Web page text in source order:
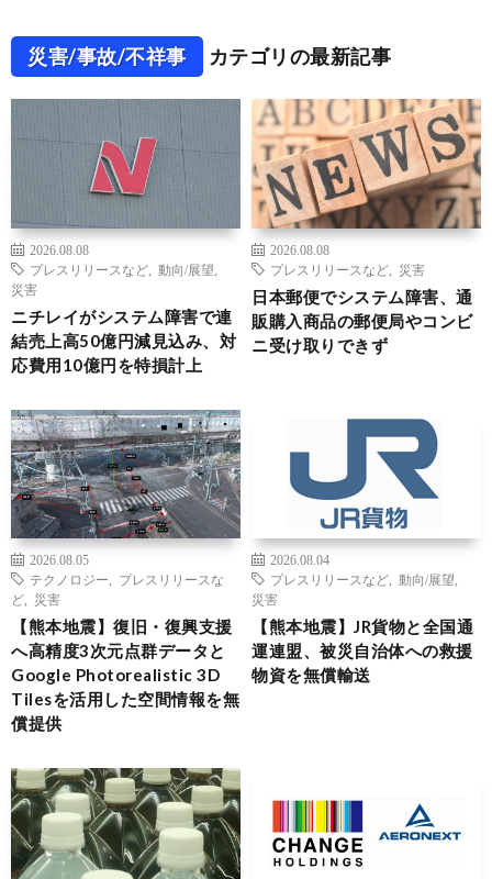
災害/事故/不祥事 カテゴリの最新記事
2026.08.08
プレスリリースなど
動向/展望
災害
ニチレイがシステム障害で連
結売上高50億円減見込み、対
応費用10億円を特損計上
2026.08.08
プレスリリースなど
災害
日本郵便でシステム障害、通
販購入商品の郵便局やコンビ
ニ受け取りできず
2026.08.05
テクノロジー
プレスリリースな
ど
災害
【熊本地震】復旧・復興支援
へ高精度3次元点群データと
Google Photorealistic 3D
Tilesを活用した空間情報を無
償提供
2026.08.04
プレスリリースなど
動向/展望
災害
【熊本地震】JR貨物と全国通
運連盟、被災自治体への救援
物資を無償輸送